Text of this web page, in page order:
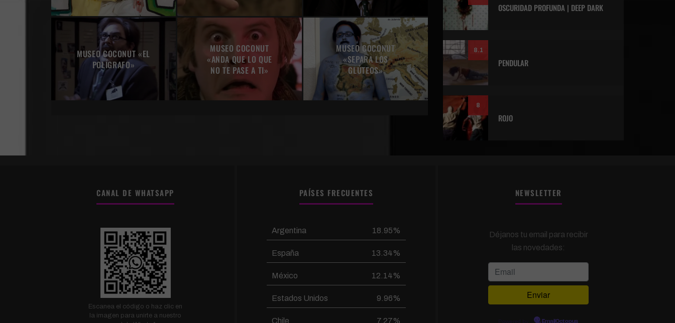
MUSEO COCONUT «EL
POLÍGRAFO»
MUSEO COCONUT
«ANDA QUE LO QUE
NO TE PASE A TI»
MUSEO COCONUT
«SEPARA LOS
GLÚTEOS»
OSCURIDAD PROFUNDA | DEEP DARK
8.1
PENDULAR
8
ROJO
CANAL DE WHATSAPP
Escanea el código o haz clic en
la imagen para unirte a nuestro
PAÍSES FRECUENTES
Argentina 18.95%
España 13.34%
México 12.14%
Estados Unidos 9.96%
Chile 7.27%
NEWSLETTER
Déjanos tu email para recibir
las novedades:
EmailOctopus